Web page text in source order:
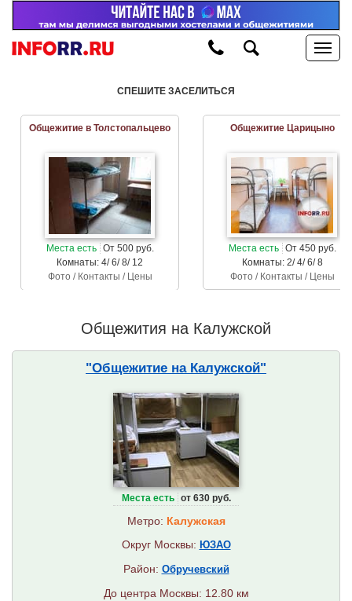
СПЕШИТЕ ЗАСЕЛИТЬСЯ
Общежитие в Толстопальцево
Места есть От 500 руб.
Комнаты: 4/ 6/ 8/ 12
Фото / Контакты / Цены
Общежитие Царицыно
Места есть От 450 руб.
Комнаты: 2/ 4/ 6/ 8
Фото / Контакты / Цены
Общежития на Калужской
"Общежитие на Калужской"
Места есть от 630 руб.
Метро: Калужская
Округ Москвы: ЮЗАО
Район: Обручевский
До центра Москвы: 12.80 км